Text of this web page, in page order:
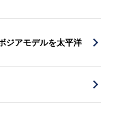
ジアモデルを太平洋